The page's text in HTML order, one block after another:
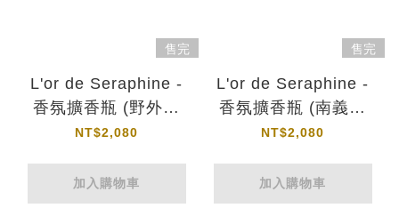
售完
L'or de Seraphine -
香氛擴香瓶 (野外叢
林)
NT$2,080
加入購物車
售完
L'or de Seraphine -
香氛擴香瓶 (南義風
情)
NT$2,080
加入購物車